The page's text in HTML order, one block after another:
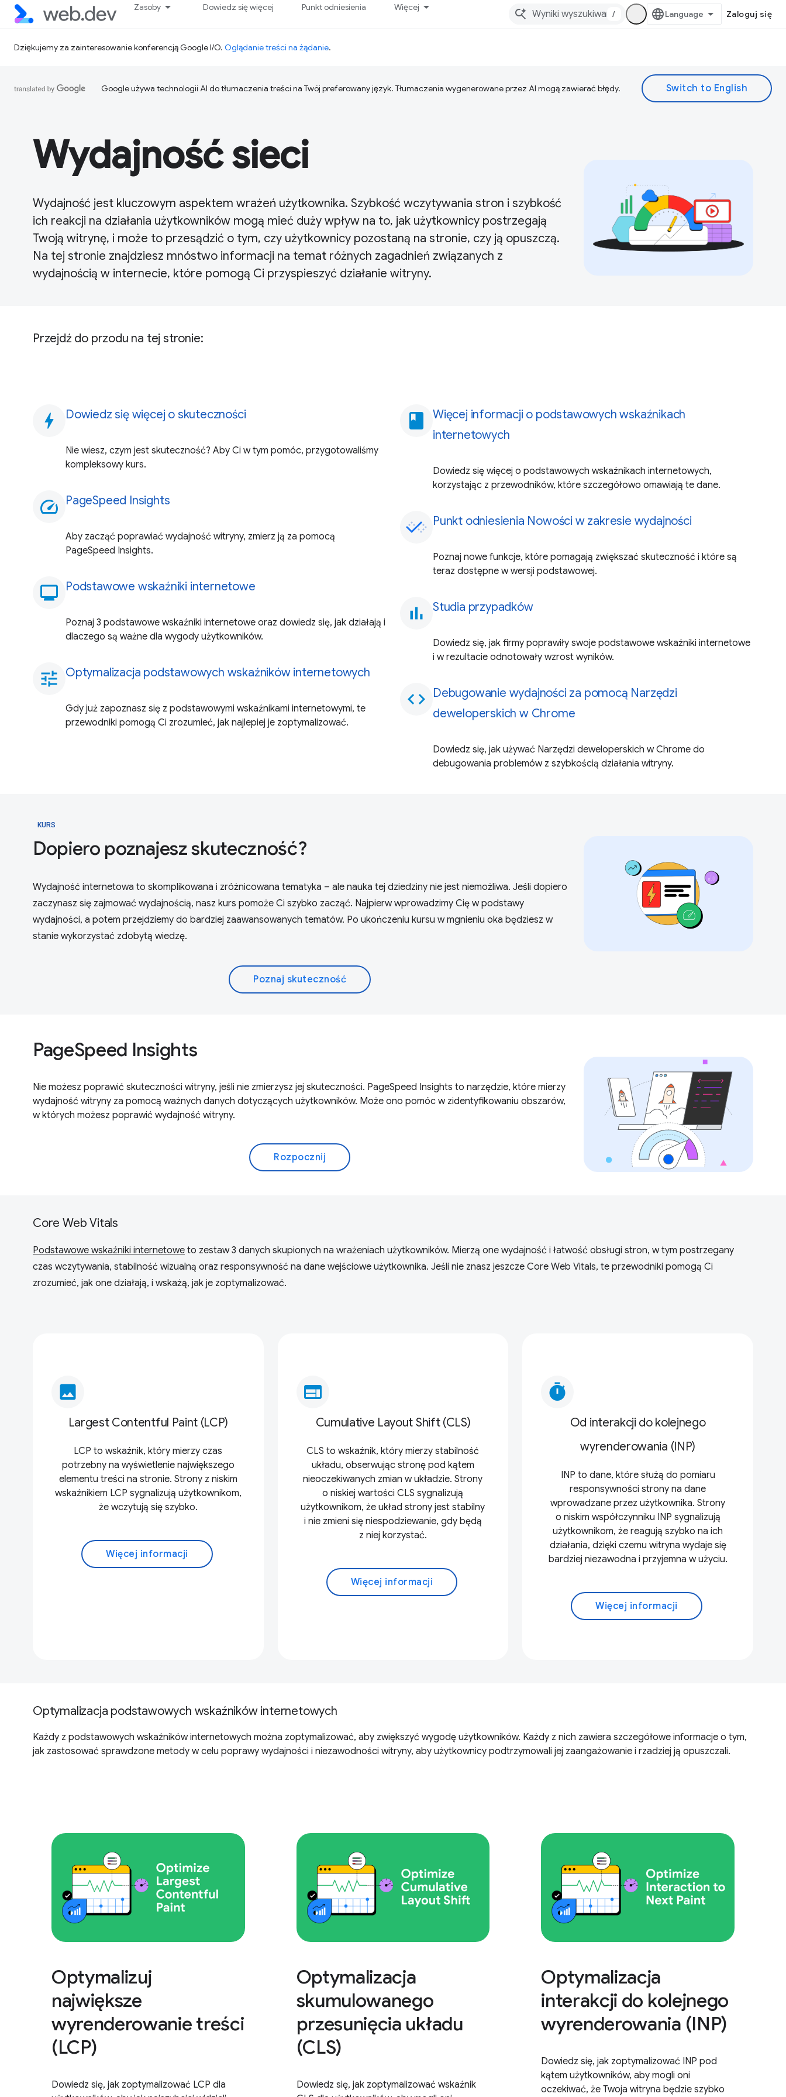
Zasoby Dowiedz się więcej Punkt odniesienia Więcej
/ Zaloguj się
Dziękujemy za zainteresowanie konferencją Google I/O. Oglądanie treści na żądanie.
Google używa technologii AI do tłumaczenia treści na Twój preferowany język. Tłumaczenia wygenerowane przez AI mogą zawierać błędy.
Wydajność sieci
Wydajność jest kluczowym aspektem wrażeń użytkownika. Szybkość wczytywania stron i szybkość
ich reakcji na działania użytkowników mogą mieć duży wpływ na to, jak użytkownicy postrzegają
Twoją witrynę, i może to przesądzić o tym, czy użytkownicy pozostaną na stronie, czy ją opuszczą.
Na tej stronie znajdziesz mnóstwo informacji na temat różnych zagadnień związanych z
wydajnością w internecie, które pomogą Ci przyspieszyć działanie witryny.
Przejdź do przodu na tej stronie:
bolt Dowiedz się więcej o skuteczności
Nie wiesz, czym jest skuteczność? Aby Ci w tym pomóc, przygotowaliśmy
kompleksowy kurs.
speed PageSpeed Insights
Aby zacząć poprawiać wydajność witryny, zmierz ją za pomocą
PageSpeed Insights.
monitoring
Podstawowe wskaźniki internetowe
Poznaj 3 podstawowe wskaźniki internetowe oraz dowiedz się, jak działają i
dlaczego są ważne dla wygody użytkowników.
tune Optymalizacja podstawowych wskaźników internetowych
Gdy już zapoznasz się z podstawowymi wskaźnikami internetowymi, te
przewodniki pomogą Ci zrozumieć, jak najlepiej je zoptymalizować.
book
Więcej informacji o podstawowych wskaźnikach
internetowych
Dowiedz się więcej o podstawowych wskaźnikach internetowych,
korzystając z przewodników, które szczegółowo omawiają te dane.
Punkt odniesienia Nowości w zakresie wydajności
Poznaj nowe funkcje, które pomagają zwiększać skuteczność i które są
teraz dostępne w wersji podstawowej.
bar_chart Studia przypadków
Dowiedz się, jak firmy poprawiły swoje podstawowe wskaźniki internetowe
i w rezultacie odnotowały wzrost wyników.
code Debugowanie wydajności za pomocą Narzędzi
deweloperskich w Chrome
Dowiedz się, jak używać Narzędzi deweloperskich w Chrome do
debugowania problemów z szybkością działania witryny.
KURS
Dopiero poznajesz skuteczność?
Wydajność internetowa to skomplikowana i zróżnicowana tematyka – ale nauka tej dziedziny nie jest niemożliwa. Jeśli dopiero
zaczynasz się zajmować wydajnością, nasz kurs pomoże Ci szybko zacząć. Najpierw wprowadzimy Cię w podstawy
wydajności, a potem przejdziemy do bardziej zaawansowanych tematów. Po ukończeniu kursu w mgnieniu oka będziesz w
stanie wykorzystać zdobytą wiedzę.
Poznaj skuteczność
PageSpeed Insights
Nie możesz poprawić skuteczności witryny, jeśli nie zmierzysz jej skuteczności. PageSpeed Insights to narzędzie, które mierzy
wydajność witryny za pomocą ważnych danych dotyczących użytkowników. Może ono pomóc w zidentyfikowaniu obszarów,
w których możesz poprawić wydajność witryny.
Rozpocznij
Core Web Vitals
Podstawowe wskaźniki internetowe to zestaw 3 danych skupionych na wrażeniach użytkowników. Mierzą one wydajność i łatwość obsługi stron, w tym postrzegany
czas wczytywania, stabilność wizualną oraz responsywność na dane wejściowe użytkownika. Jeśli nie znasz jeszcze Core Web Vitals, te przewodniki pomogą Ci
zrozumieć, jak one działają, i wskażą, jak je zoptymalizować.
image
Largest Contentful Paint (LCP)
LCP to wskaźnik, który mierzy czas
potrzebny na wyświetlenie największego
elementu treści na stronie. Strony z niskim
wskaźnikiem LCP sygnalizują użytkownikom,
że wczytują się szybko.
Więcej informacji
web
Cumulative Layout Shift (CLS)
CLS to wskaźnik, który mierzy stabilność
układu, obserwując stronę pod kątem
nieoczekiwanych zmian w układzie. Strony
o niskiej wartości CLS sygnalizują
użytkownikom, że układ strony jest stabilny
i nie zmieni się niespodziewanie, gdy będą
z niej korzystać.
Więcej informacji
timer
Od interakcji do kolejnego
wyrenderowania (INP)
INP to dane, które służą do pomiaru
responsywności strony na dane
wprowadzane przez użytkownika. Strony
o niskim współczynniku INP sygnalizują
użytkownikom, że reagują szybko na ich
działania, dzięki czemu witryna wydaje się
bardziej niezawodna i przyjemna w użyciu.
Więcej informacji
Optymalizacja podstawowych wskaźników internetowych
Każdy z podstawowych wskaźników internetowych można zoptymalizować, aby zwiększyć wygodę użytkowników. Każdy z nich zawiera szczegółowe informacje o tym,
jak zastosować sprawdzone metody w celu poprawy wydajności i niezawodności witryny, aby użytkownicy podtrzymowali jej zaangażowanie i rzadziej ją opuszczali.
Optymalizuj
największe
wyrenderowanie treści
(LCP)
Dowiedz się, jak zoptymalizować LCP dla
Optymalizacja
skumulowanego
przesunięcia układu
(CLS)
Dowiedz się, jak zoptymalizować wskaźnik
Optymalizacja
interakcji do kolejnego
wyrenderowania (INP)
Dowiedz się, jak zoptymalizować INP pod
kątem użytkowników, aby mogli oni
oczekiwać, że Twoja witryna będzie szybko